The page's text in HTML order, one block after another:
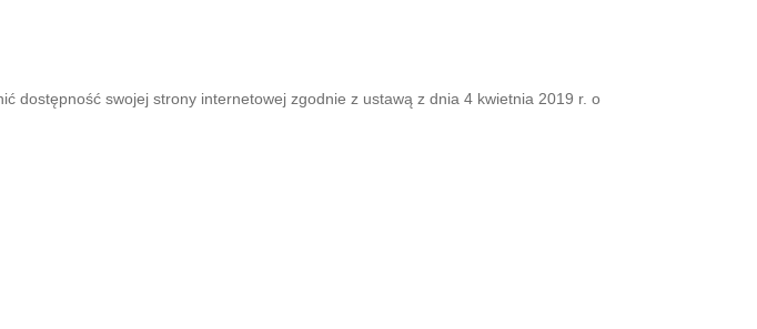
dostępność swojej strony internetowej zgodnie z ustawą z dnia 4 kwietnia 2019 r. o